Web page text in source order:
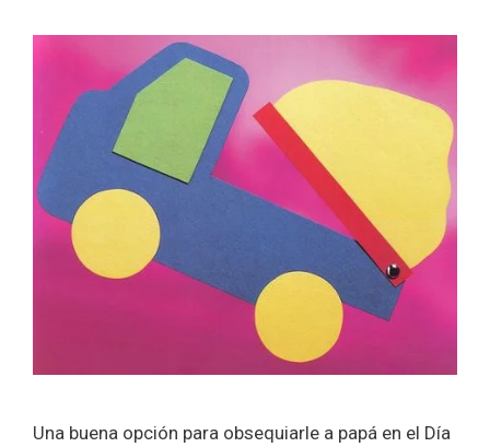
Una buena opción para obsequiarle a papá en el Día